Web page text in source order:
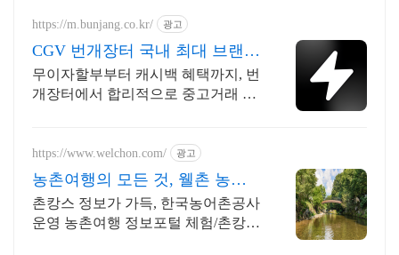
https://m.bunjang.co.kr/ 광고
CGV 번개장터 국내 최대 브랜드
중고거래
무이자할부부터 캐시백 혜택까지, 번
개장터에서 합리적으로 중고거래 하
상품 업로드
https://www.welchon.com/ 광고
농촌여행의 모든 것, 웰촌 농촌
관광 가는 주간
촌캉스 정보가 가득, 한국농어촌공사
운영 농촌여행 정보포털 체험/촌캉